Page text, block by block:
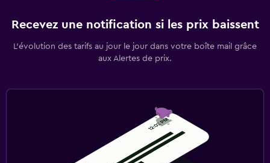
Recevez une notification si les prix baissent
L’évolution des tarifs au jour le jour dans votre boîte mail grâce
aux Alertes de prix.